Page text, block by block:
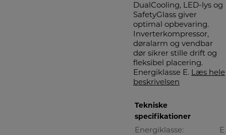
DualCooling, LED-lys og
SafetyGlass giver
optimal opbevaring.
Inverterkompressor,
døralarm og vendbar
dør sikrer stille drift og
fleksibel placering.
Energiklasse E. Læs hele
beskrivelsen
Tekniske
specifikationer
Energiklasse:
E